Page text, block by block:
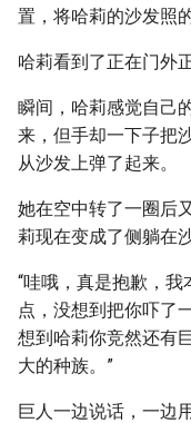
置，将哈莉的沙发照
哈莉看到了正在门外
瞬间，哈莉感觉自己
来，但手却一下子把
从沙发上弹了起来。
她在空中转了一圈后
莉现在变成了侧躺在
“哇哦，真是抱歉，
点，没想到把你吓了
想到哈莉你竞然还有
大的种族。”
巨人一边说话，一边